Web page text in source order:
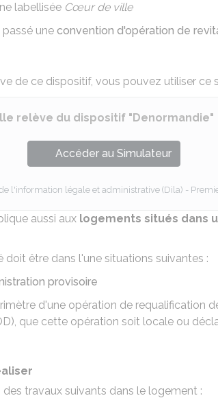
labellisée Cœur de ville
une convention d'opération de
de ce dispositif, vous pouvez utiliser ce
relève du dispositif "Denormandie"
Accéder au Simulateur
l'information légale et administrative (Dila) -
aussi aux logements situés dans
doit être dans l'une situations suivantes :
provisoire
d'une opération de requalification
que cette opération soit locale ou
travaux suivants dans le logement :